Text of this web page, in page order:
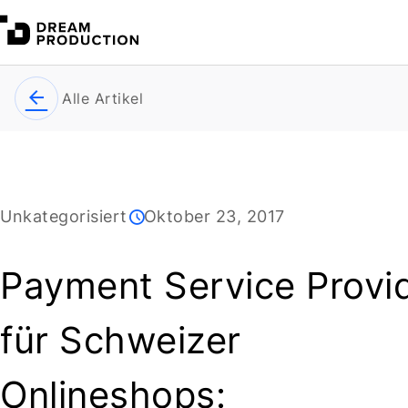
Alle Artikel
Unkategorisiert Oktober 23, 2017
Payment Service
für Schweizer
Onlineshops: